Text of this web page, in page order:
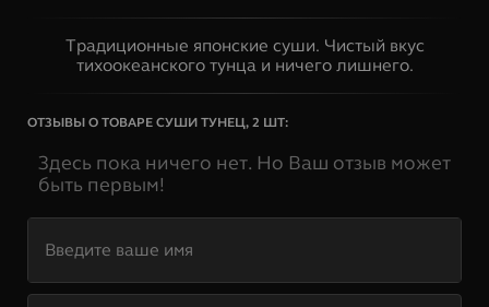
Традиционные японские суши. Чистый вкус
тихоокеанского тунца и ничего лишнего.
ОТЗЫВЫ О ТОВАРЕСУШИ ТУНЕЦ, 2 ШТ:
Здесь пока ничего нет. Но Ваш отзыв может
быть первым!